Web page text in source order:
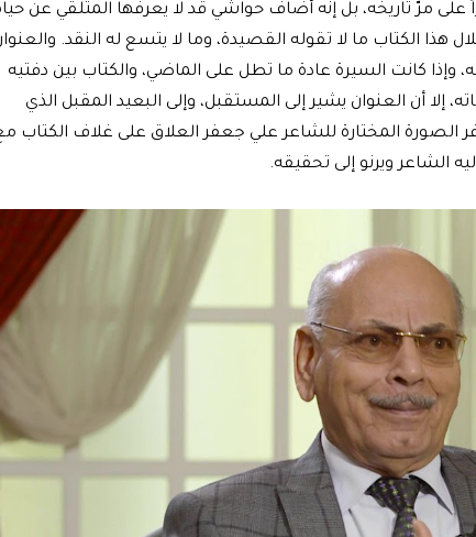
مرّ تاريخه، بل إنه أضاف حواشي قد لا يعرفها المتلقي عن
هذا الكتاب ما لا تقوله القصيدة، وما لا يتسع له النقد.
وإذا كانت السيرة عادة ما تطل على الماضي، والكتاب بين دفتيه
إلا أن العنوان يشير إلى المستقبل، وإلى البعيد المقبل الذي
الصورة المختارة للشاعر علي جعفر العلاق على غلاف الكتاب
الشاعر ويرنو إلى تحقيقه.